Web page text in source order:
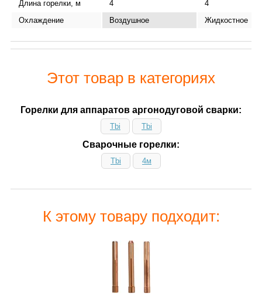
Длина горелки, м
4
4
Охлаждение
Воздушное Жидкостное
Этот товар в категориях
Горелки для аппаратов аргонодуговой сварки:
Tbi Tbi
Сварочные горелки:
Tbi 4м
К этому товару подходит: